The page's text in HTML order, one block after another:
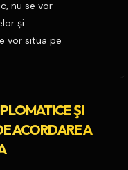
nu se vor
şi
vor situa pe
ŞI
ACORDARE A